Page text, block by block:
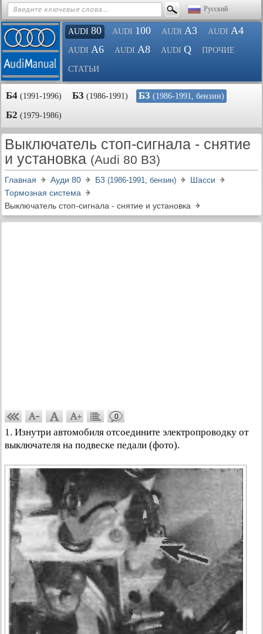
Русский
AUDI 80 AUDI 100 AUDI A3 AUDI A4
AUDI A6 AUDI A8 AUDI Q ПРОЧИЕ
СТАТЬИ
Б4 (1991-1996) Б3 (1986-1991) Б3 (1986-1991, бензин)
Б2 (1979-1986)
Выключатель стоп-сигнала - снятие
и установка (Audi 80 B3)
Главная Ауди 80 Б3 (1986-1991, бензин)
Шасси
Тормозная система
Выключатель стоп-сигнала - снятие и установка
0
1. Изнутри автомобиля отсоедините электропроводку от
выключателя на подвеске педали (фото).